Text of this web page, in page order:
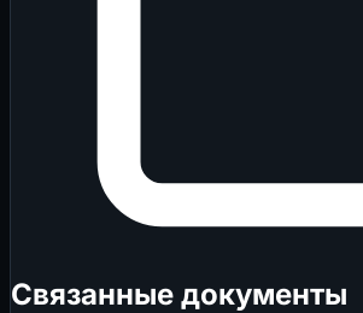
Связанные документы